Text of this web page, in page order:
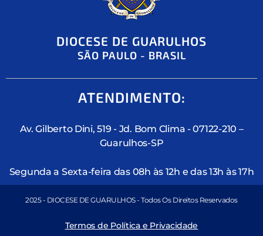
DIOCESE DE GUARULHOS
SÃO PAULO - BRASIL
ATENDIMENTO:
Av. Gilberto Dini, 519 - Jd. Bom Clima - 07122-210 –
Guarulhos-SP
Segunda a Sexta-feira das 08h às 12h e das 13h às 17h
2025 - DIOCESE DE GUARULHOS - Todos Os Direitos Reservados
Termos de Política e Privacidade